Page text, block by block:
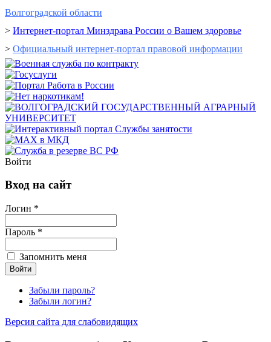
Волгоградской области
> Интернет-портал Минздрава России о Вашем здоровье
> Официальный интернет-портал правовой информации
Войти
Вход на сайт
Логин *
Пароль *
Запомнить меня
Забыли пароль?
Забыли логин?
Версия сайта для слабовидящих